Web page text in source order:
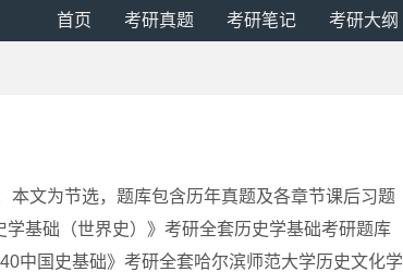
首页 考研真题 考研笔记 考研大纲
文为节选，题库包含历年真题及各章节课后习题
基础（世界史）》考研全套历史学基础考研题库
中国史基础》考研全套哈尔滨师范大学历史文化学